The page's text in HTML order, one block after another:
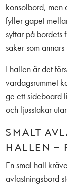
konsolbord, men
fyller gapet
syftar på bordets
saker som
I hallen är det
vardagsrummet
ge ett sideboard
och ljusstakar
SMALT
HALLEN –
En smal hall
avlastningsbord